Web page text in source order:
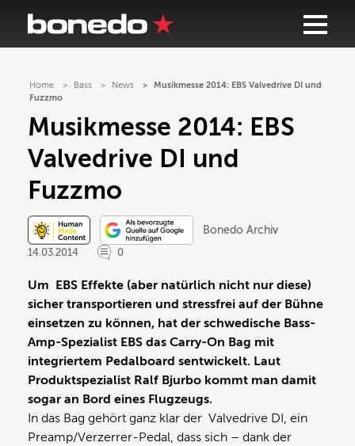
Home Bass News
Musikmesse 2014: EBS Valvedrive DI und
Fuzzmo
Musikmesse 2014: EBS
Valvedrive DI und
Fuzzmo
Bonedo Archiv
14.03.2014
0
Um EBS Effekte (aber natürlich nicht nur diese)
sicher transportieren und stressfrei auf der Bühne
einsetzen zu können, hat der schwedische Bass-
Amp-Spezialist EBS das Carry-On Bag mit
integriertem Pedalboard sentwickelt. Laut
Produktspezialist Ralf Bjurbo kommt man damit
sogar an Bord eines Flugzeugs.
In das Bag gehört ganz klar der Valvedrive DI, ein
Preamp/Verzerrer-Pedal, dass sich – dank der